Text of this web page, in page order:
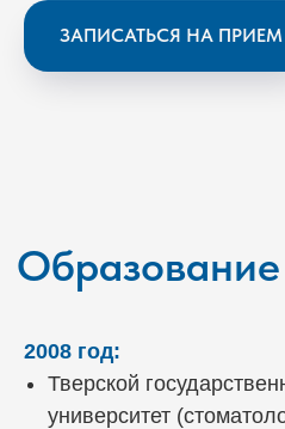
ЗАПИСАТЬСЯ НА ПРИЕМ
2008 год:
Тверской
университет
Сертификаты